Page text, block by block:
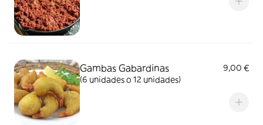
Gambas Gabardinas
9,00 €
(6 unidades o 12 unidades)